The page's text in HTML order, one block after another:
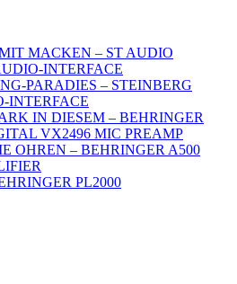
MACKEN – ST AUDIO
INTERFACE
PARADIES – STEINBERG
INTERFACE
IN DIESEM – BEHRINGER
VX2496 MIC PREAMP
OHREN – BEHRINGER A500
PL2000